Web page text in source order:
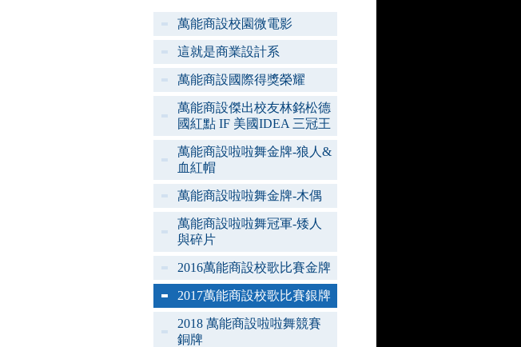
萬能商設校園微電影
這就是商業設計系
萬能商設國際得獎榮耀
萬能商設傑出校友林銘松德
國紅點 IF 美國IDEA 三冠王
萬能商設啦啦舞金牌-狼人&
血紅帽
萬能商設啦啦舞金牌-木偶
萬能商設啦啦舞冠軍-矮人
與碎片
2016萬能商設校歌比賽金牌
2017萬能商設校歌比賽銀牌
2018 萬能商設啦啦舞競賽
銅牌